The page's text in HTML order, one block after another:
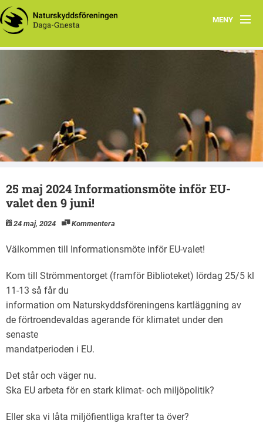
MENY
Aktuellt
Sländan
Styrelsen
Dokument
Daga-Gnesta
25 maj 2024 Informationsmöte inför EU-
valet den 9 juni!
24 maj, 2024 Kommentera
Välkommen till Informationsmöte inför EU-valet!
Kom till Strömmentorget (framför Biblioteket) lördag 25/5 kl
11-13 så får du
information om Naturskyddsföreningens kartläggning av
de förtroendevaldas agerande för klimatet under den
senaste
mandatperioden i EU.
Det står och väger nu.
Ska EU arbeta för en stark klimat- och miljöpolitik?
Eller ska vi låta miljöfientliga krafter ta över?